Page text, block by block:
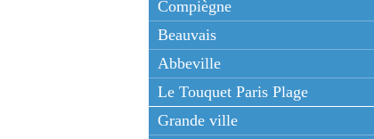
Compiègne
Beauvais
Abbeville
Le Touquet Paris Plage
Grande ville